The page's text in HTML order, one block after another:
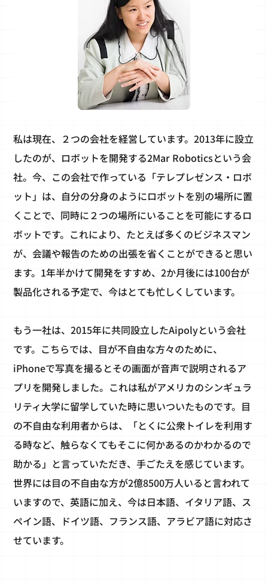
私は現在、２つの会社を経営しています。2013年に設立
したのが、ロボットを開発する2Mar Roboticsという会
社。今、この会社で作っている「テレプレゼンス・ロボ
ット」は、自分の分身のようにロボットを別の場所に置
くことで、同時に２つの場所にいることを可能にするロ
ボットです。これにより、たとえば多くのビジネスマン
が、会議や報告のための出張を省くことができると思い
ます。1年半かけて開発をすすめ、2か月後には100台が
製品化される予定で、今はとても忙しくしています。
もう一社は、2015年に共同設立したAipolyという会社
です。こちらでは、目が不自由な方々のために、
iPhoneで写真を撮るとその画面が音声で説明されるア
プリを開発しました。これは私がアメリカのシンギュラ
リティ大学に留学していた時に思いついたものです。目
の不自由な利用者からは、「とくに公衆トイレを利用す
る時など、触らなくてもそこに何かあるのかわかるので
助かる」と言っていただき、手ごたえを感じています。
世界には目の不自由な方が2億8500万人いると言われて
いますので、英語に加え、今は日本語、イタリア語、ス
ペイン語、ドイツ語、フランス語、アラビア語に対応さ
せています。